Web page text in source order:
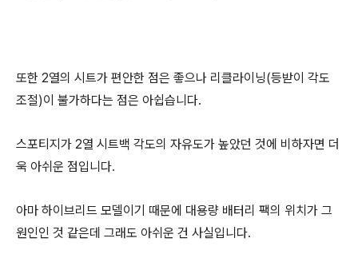
또한 2열의 시트가 편안한 점은 좋으나 리클라이닝(등받이 각도
조절)이 불가하다는 점은 아쉽습니다.
스포티지가 2열 시트백 각도의 자유도가 높았던 것에 비하자면 더
욱 아쉬운 점입니다.
아마 하이브리드 모델이기 때문에 대용량 배터리 팩의 위치가 그
원인인 것 같은데 그래도 아쉬운 건 사실입니다.